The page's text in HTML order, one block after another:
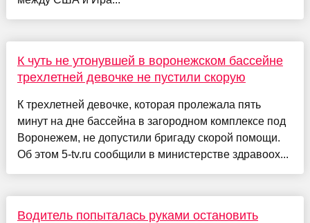
К чуть не утонувшей в воронежском бассейне
трехлетней девочке не пустили скорую
К трехлетней девочке, которая пролежала пять
минут на дне бассейна в загородном комплексе под
Воронежем, не допустили бригаду скорой помощи.
Об этом 5-tv.ru сообщили в министерстве здравоох...
Водитель попыталась руками остановить